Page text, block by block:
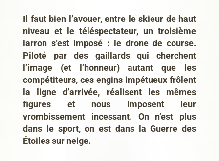
Il faut bien l’avouer, entre le skieur de haut
niveau et le téléspectateur, un troisième
larron s’est imposé : le drone de course.
Piloté par des gaillards qui cherchent
l’image (et l’honneur) autant que les
compétiteurs, ces engins impétueux frôlent
la ligne d’arrivée, réalisent les mêmes
figures et nous imposent leur
vrombissement incessant. On n’est plus
dans le sport, on est dans la Guerre des
Étoiles sur neige.